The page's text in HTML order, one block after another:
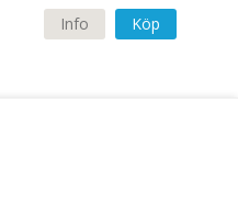
Info Köp